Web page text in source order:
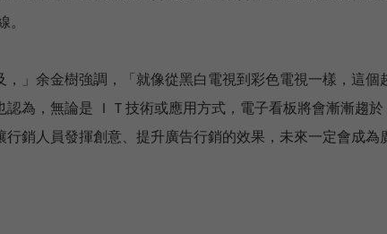
，」余金樹強調，「就像從黑白電視到彩色電視一樣，這個
為，無論是 ＩＴ技術或應用方式，電子看板將會漸漸趨於
銷人員發揮創意、提升廣告行銷的效果，未來一定會成為